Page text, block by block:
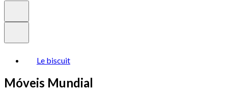
Le biscuit
Móveis Mundial